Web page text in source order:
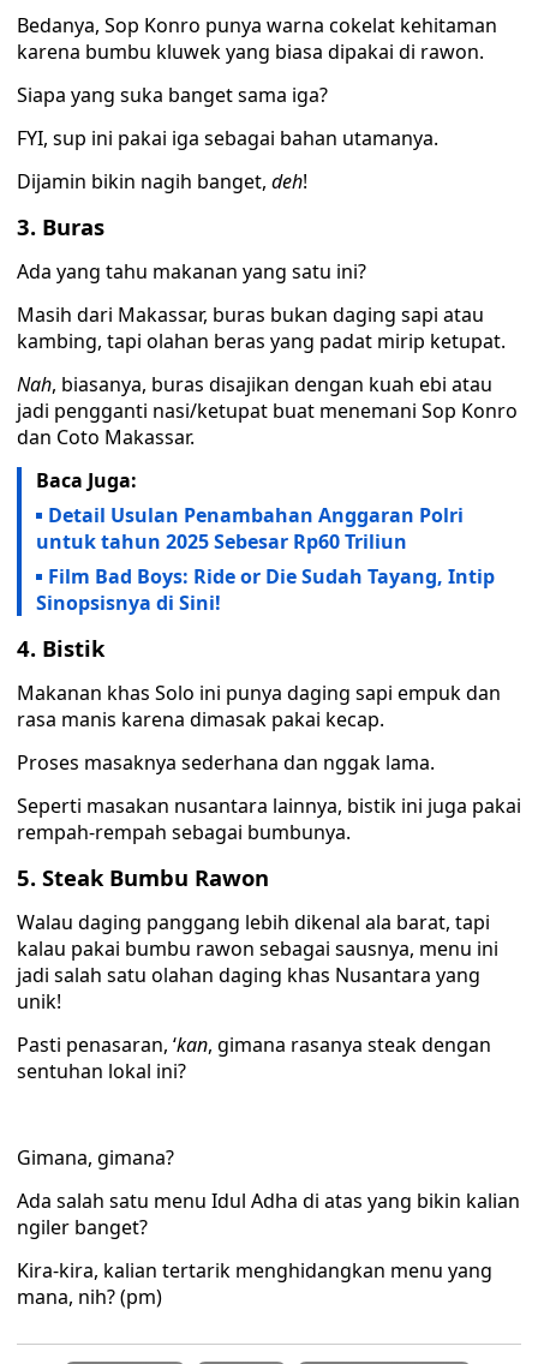
Bedanya, Sop Konro punya warna cokelat kehitaman
karena bumbu kluwek yang biasa dipakai di rawon.
Siapa yang suka banget sama iga?
FYI, sup ini pakai iga sebagai bahan utamanya.
Dijamin bikin nagih banget, deh!
3. Buras
Ada yang tahu makanan yang satu ini?
Masih dari Makassar, buras bukan daging sapi atau
kambing, tapi olahan beras yang padat mirip ketupat.
Nah, biasanya, buras disajikan dengan kuah ebi atau
jadi pengganti nasi/ketupat buat menemani Sop Konro
dan Coto Makassar.
Baca Juga:
Detail Usulan Penambahan Anggaran Polri
untuk tahun 2025 Sebesar Rp60 Triliun
Film Bad Boys: Ride or Die Sudah Tayang, Intip
Sinopsisnya di Sini!
4. Bistik
Makanan khas Solo ini punya daging sapi empuk dan
rasa manis karena dimasak pakai kecap.
Proses masaknya sederhana dan nggak lama.
Seperti masakan nusantara lainnya, bistik ini juga pakai
rempah-rempah sebagai bumbunya.
5. Steak Bumbu Rawon
Walau daging panggang lebih dikenal ala barat, tapi
kalau pakai bumbu rawon sebagai sausnya, menu ini
jadi salah satu olahan daging khas Nusantara yang
unik!
Pasti penasaran, ‘kan, gimana rasanya steak dengan
sentuhan lokal ini?
Gimana, gimana?
Ada salah satu menu Idul Adha di atas yang bikin kalian
ngiler banget?
Kira-kira, kalian tertarik menghidangkan menu yang
mana, nih? (pm)